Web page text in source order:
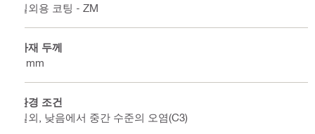
실외용 코팅 - ZM
자재 두께
2 mm
환경 조건
실외, 낮음에서 중간 수준의 오염(C3)